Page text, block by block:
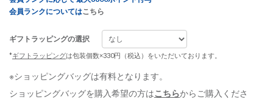
会員ランクについてはこちら
ギフトラッピングの選択
*ギフトラッピングは包装個数×330円（税込）をいただいております。
※ショッピングバッグは有料となります。
ショッピングバッグを購入希望の方はこちらからご購入くださ